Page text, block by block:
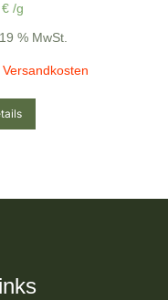
€ /g
% MwSt.
Versandkosten